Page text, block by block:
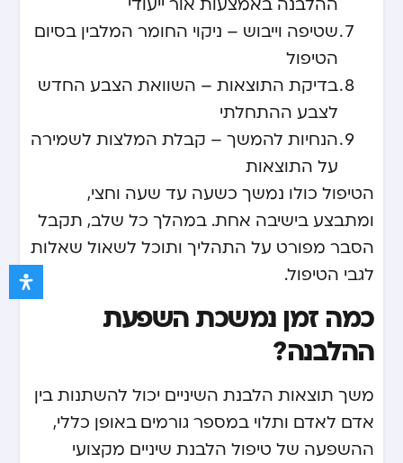
שטיפה וייבוש – ניקוי החומר המלבין בסיום
הטיפול
בדיקת התוצאות – השוואת הצבע החדש
לצבע ההתחלתי
הנחיות להמשך – קבלת המלצות לשמירה
על התוצאות
הטיפול כולו נמשך כשעה עד שעה וחצי,
ומתבצע בישיבה אחת. במהלך כל שלב, תקבל
הסבר מפורט על התהליך ותוכל לשאול שאלות
לגבי הטיפול.
כמה זמן נמשכת השפעת
ההלבנה?
משך תוצאות הלבנת השיניים יכול להשתנות בין
אדם לאדם ותלוי במספר גורמים. באופן כללי,
ההשפעה של טיפול הלבנת שיניים מקצועי